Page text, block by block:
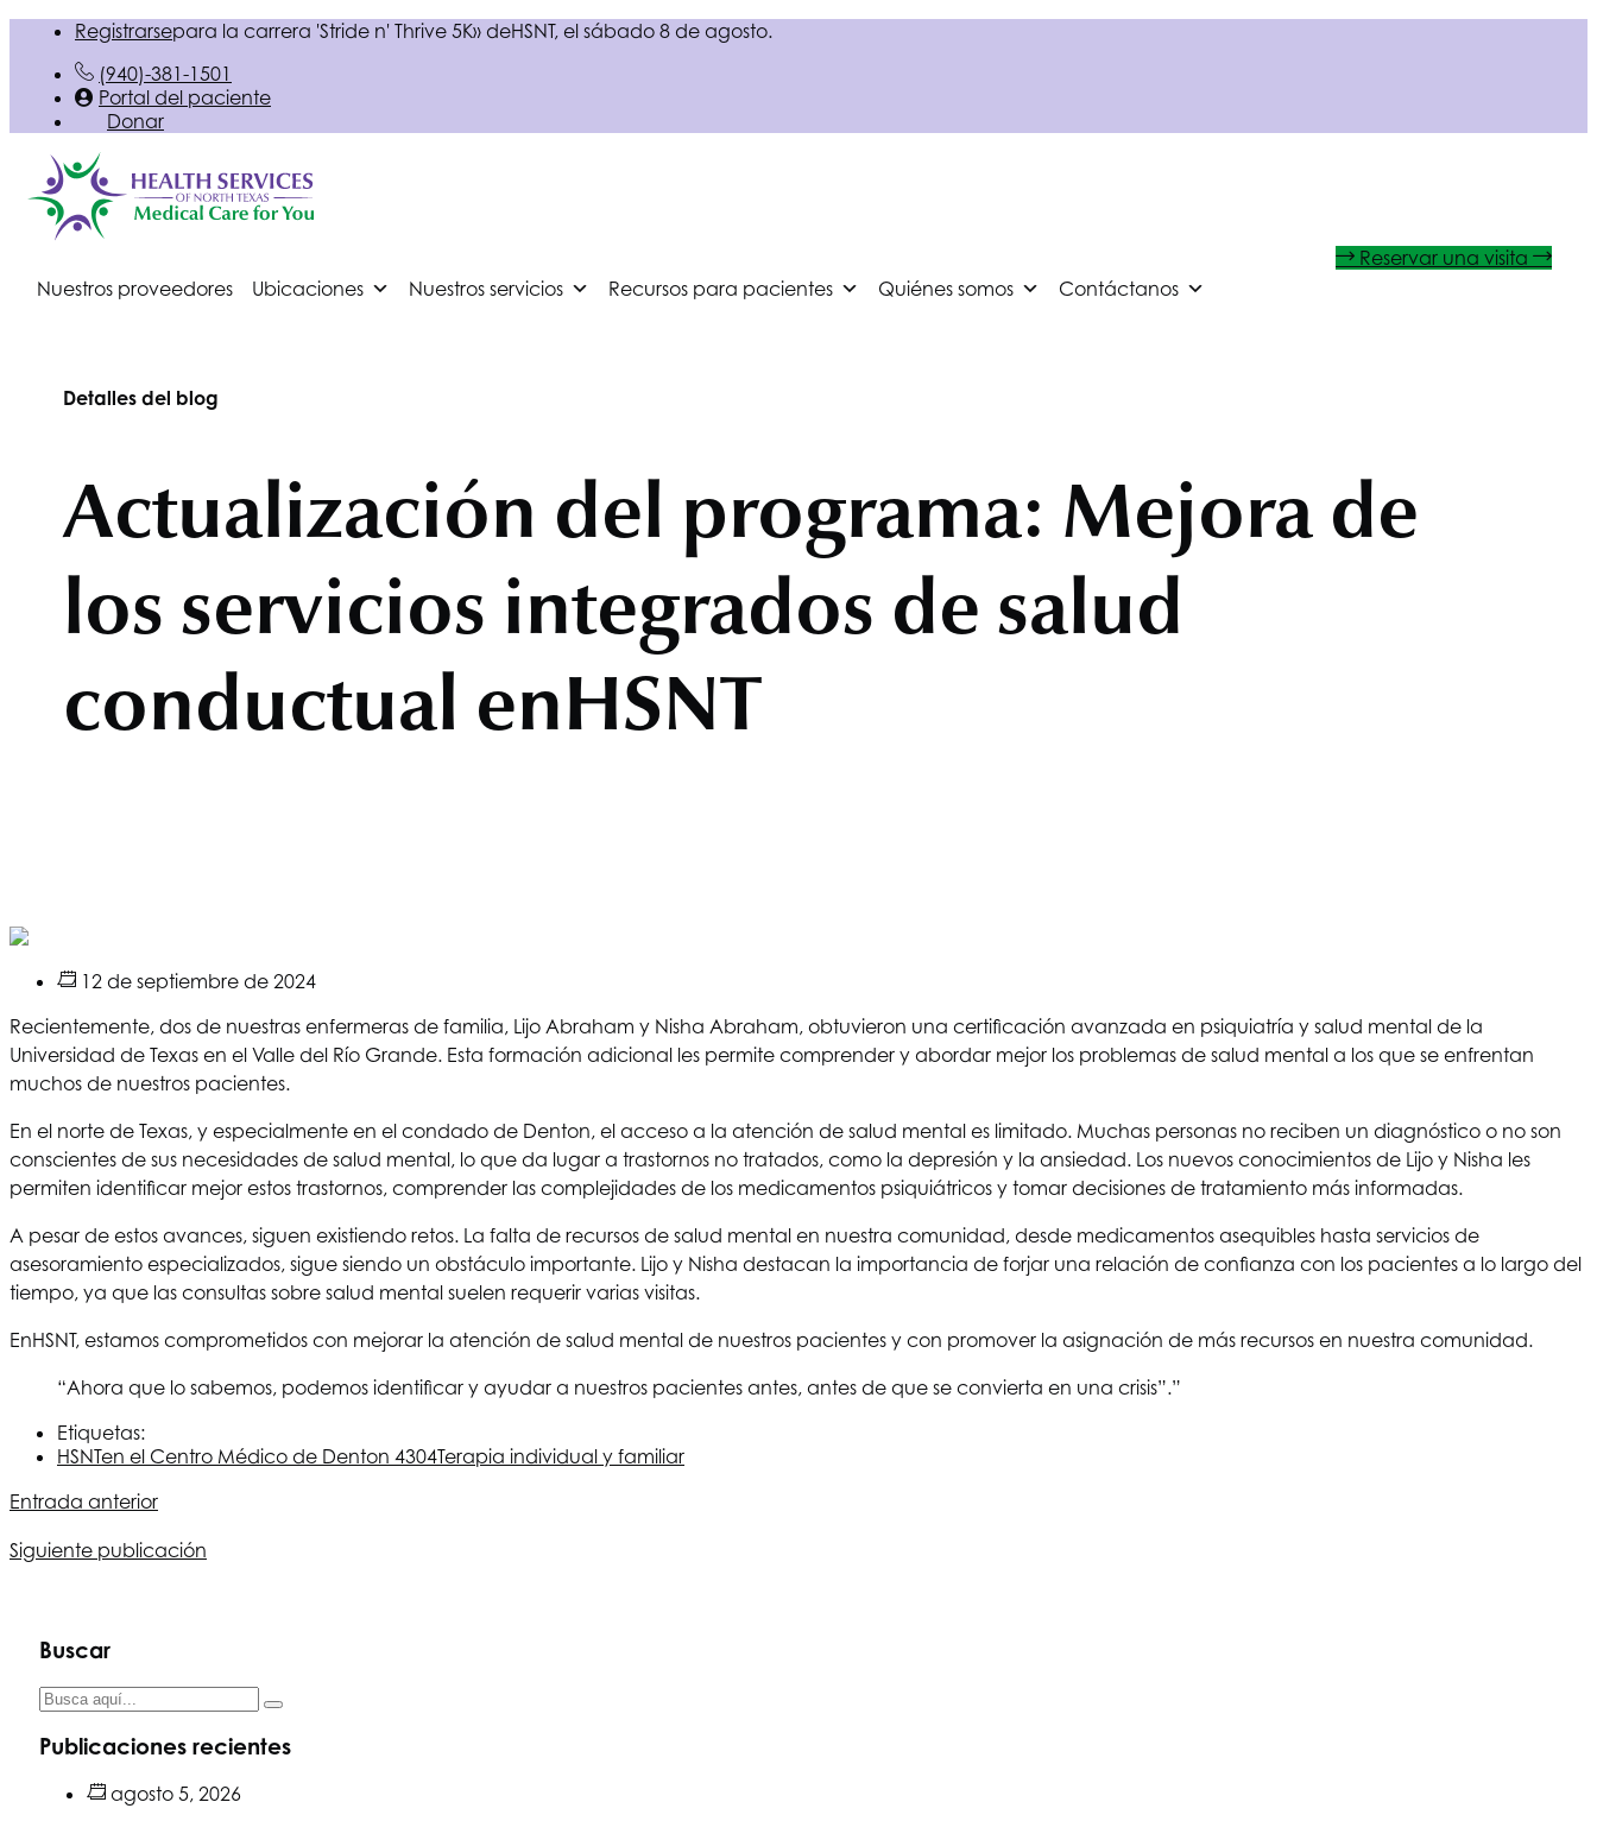
Registrarsepara la carrera 'Stride n' Thrive 5K» deHSNT, el sábado 8 de agosto.
(940)-381-1501
Portal del paciente
Donar
Nuestros proveedores Ubicaciones Nuestros servicios Recursos para pacientes Quiénes somos Contáctanos
Reservar una visita
Detalles del blog
Actualización del programa: Mejora de
los servicios integrados de salud
conductual enHSNT
12 de septiembre de 2024
Recientemente, dos de nuestras enfermeras de familia, Lijo Abraham y Nisha Abraham, obtuvieron una certificación avanzada en psiquiatría y salud mental de la
Universidad de Texas en el Valle del Río Grande. Esta formación adicional les permite comprender y abordar mejor los problemas de salud mental a los que se enfrentan
muchos de nuestros pacientes.
En el norte de Texas, y especialmente en el condado de Denton, el acceso a la atención de salud mental es limitado. Muchas personas no reciben un diagnóstico o no son
conscientes de sus necesidades de salud mental, lo que da lugar a trastornos no tratados, como la depresión y la ansiedad. Los nuevos conocimientos de Lijo y Nisha les
permiten identificar mejor estos trastornos, comprender las complejidades de los medicamentos psiquiátricos y tomar decisiones de tratamiento más informadas.
A pesar de estos avances, siguen existiendo retos. La falta de recursos de salud mental en nuestra comunidad, desde medicamentos asequibles hasta servicios de
asesoramiento especializados, sigue siendo un obstáculo importante. Lijo y Nisha destacan la importancia de forjar una relación de confianza con los pacientes a lo largo del
tiempo, ya que las consultas sobre salud mental suelen requerir varias visitas.
EnHSNT, estamos comprometidos con mejorar la atención de salud mental de nuestros pacientes y con promover la asignación de más recursos en nuestra comunidad.
“Ahora que lo sabemos, podemos identificar y ayudar a nuestros pacientes antes, antes de que se convierta en una crisis”.”
Etiquetas:
HSNTen el Centro Médico de Denton 4304Terapia individual y familiar
Entrada anterior
Siguiente publicación
Buscar
Publicaciones recientes
agosto 5, 2026